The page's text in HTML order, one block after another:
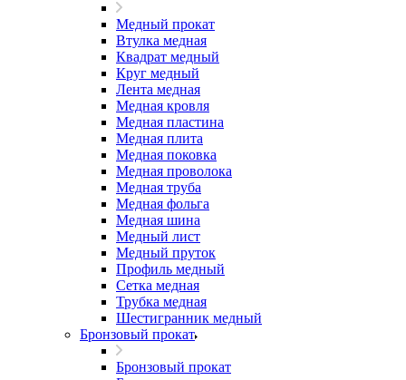
Медный прокат
Втулка медная
Квадрат медный
Круг медный
Лента медная
Медная кровля
Медная пластина
Медная плита
Медная поковка
Медная проволока
Медная труба
Медная фольга
Медная шина
Медный лист
Медный пруток
Профиль медный
Сетка медная
Трубка медная
Шестигранник медный
Бронзовый прокат
Бронзовый прокат